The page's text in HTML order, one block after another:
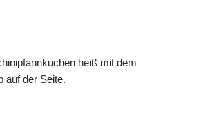
heiß mit dem
auf der Seite.